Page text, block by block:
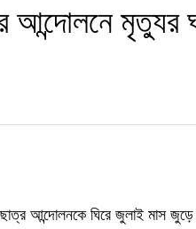
আন্দোলনে মৃত্যুর
ছাত্র আন্দোলনকে ঘিরে জুলাই মাস